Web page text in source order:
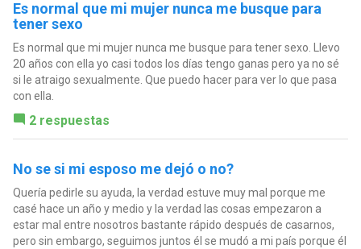
Es normal que mi mujer nunca me busque para
tener sexo
Es normal que mi mujer nunca me busque para tener sexo. Llevo
20 años con ella yo casi todos los días tengo ganas pero ya no sé
si le atraigo sexualmente. Que puedo hacer para ver lo que pasa
con ella.
2 respuestas
No se si mi esposo me dejó o no?
Quería pedirle su ayuda, la verdad estuve muy mal porque me
casé hace un año y medio y la verdad las cosas empezaron a
estar mal entre nosotros bastante rápido después de casarnos,
pero sin embargo, seguimos juntos él se mudó a mi país porque él